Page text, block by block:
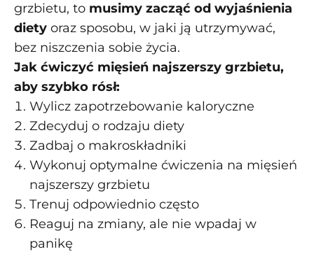
grzbietu, to musimy zacząć od wyjaśnienia
diety oraz sposobu, w jaki ją utrzymywać,
bez niszczenia sobie życia.
Jak ćwiczyć mięsień najszerszy grzbietu,
aby szybko rósł:
Wylicz zapotrzebowanie kaloryczne
Zdecyduj o rodzaju diety
Zadbaj o makroskładniki
Wykonuj optymalne ćwiczenia na mięsień
najszerszy grzbietu
Trenuj odpowiednio często
Reaguj na zmiany, ale nie wpadaj w
panikę